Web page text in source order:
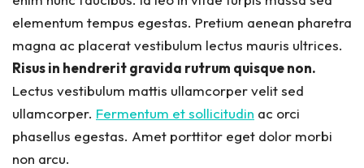
elementum tempus egestas. Pretium aenean pharetra
magna ac placerat vestibulum lectus mauris ultrices.
Risus in hendrerit gravida rutrum quisque non.
Lectus vestibulum mattis ullamcorper velit sed
ullamcorper. Fermentum et sollicitudin ac orci
phasellus egestas. Amet porttitor eget dolor morbi
non arcu.